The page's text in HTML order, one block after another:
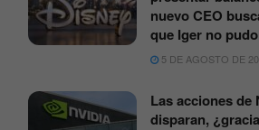
nuevo CEO
que Iger no pudo
5 DE AGOSTO DE
Las acciones de
disparan,